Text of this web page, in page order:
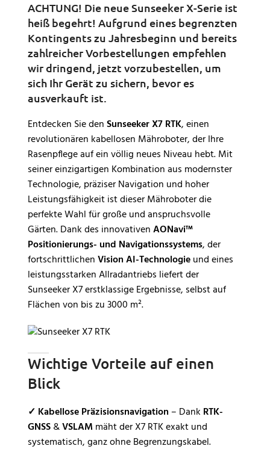
ACHTUNG! Die neue Sunseeker X-Serie ist
heiß begehrt! Aufgrund eines begrenzten
Kontingents zu Jahresbeginn und bereits
zahlreicher Vorbestellungen empfehlen
wir dringend, jetzt vorzubestellen, um
sich Ihr Gerät zu sichern, bevor es
ausverkauft ist.
Entdecken Sie denSunseeker X7 RTK, einen
revolutionären kabellosen Mähroboter, der Ihre
Rasenpflege auf ein völlig neues Niveau hebt. Mit
seiner einzigartigen Kombination aus modernster
Technologie, präziser Navigation und hoher
Leistungsfähigkeit ist dieser Mähroboter die
perfekte Wahl für große und anspruchsvolle
Gärten. Dank des innovativenAONavi™
Positionierungs- und Navigationssystems, der
fortschrittlichenVision AI-Technologieund eines
leistungsstarken Allradantriebs liefert der
Sunseeker X7 erstklassige Ergebnisse, selbst auf
Flächen von bis zu 3000 m².
Wichtige Vorteile auf einen
Blick
✓ Kabellose Präzisionsnavigation – Dank RTK-
GNSS&VSLAMmäht der X7 RTK exakt und
systematisch, ganz ohne Begrenzungskabel.